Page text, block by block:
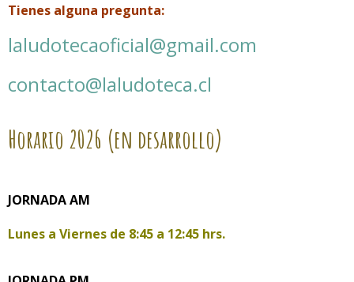
Tienes alguna pregunta:
laludotecaoficial@gmail.com
contacto@laludoteca.cl
Horario 2026 (en desarrollo)
JORNADA AM
Lunes a Viernes de 8:45 a 12:45 hrs.